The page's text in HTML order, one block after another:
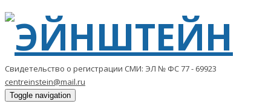
Свидетельство о регистрации СМИ: ЭЛ № ФС 77 - 69923
centreinstein@mail.ru
Toggle navigation